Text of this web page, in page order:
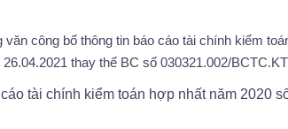
văn công bố thông tin báo cáo tài chính kiểm
26.04.2021 thay thế BC số 030321.002/
tài chính kiểm toán hợp nhất năm 2020